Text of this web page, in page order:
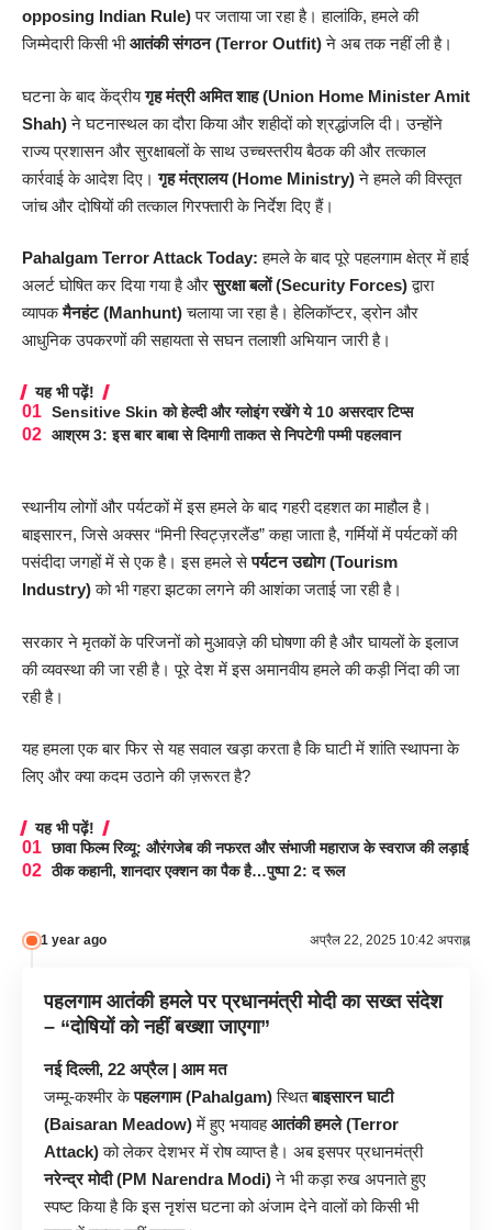
opposing Indian Rule)पर जताया जा रहा है। हालांकि, हमले की
जिम्मेदारी किसी भीआतंकी संगठन (Terror Outfit)ने अब तक नहीं ली है।
घटना के बाद केंद्रीयगृह मंत्री अमित शाह (Union Home Minister Amit
Shah)ने घटनास्थल का दौरा किया और शहीदों को श्रद्धांजलि दी। उन्होंने
राज्य प्रशासन और सुरक्षाबलों के साथ उच्चस्तरीय बैठक की और तत्काल
कार्रवाई के आदेश दिए।गृह मंत्रालय (Home Ministry)ने हमले की विस्तृत
जांच और दोषियों की तत्काल गिरफ्तारी के निर्देश दिए हैं।
Pahalgam Terror Attack Today: हमले के बाद पूरे पहलगाम क्षेत्र में हाई
अलर्ट घोषित कर दिया गया है औरसुरक्षा बलों (Security Forces)द्वारा
व्यापकमैनहंट (Manhunt)चलाया जा रहा है। हेलिकॉप्टर, ड्रोन और
आधुनिक उपकरणों की सहायता से सघन तलाशी अभियान जारी है।
यह भी पढ़ें!
Sensitive Skin को हेल्दी और ग्लोइंग रखेंगे ये 10 असरदार टिप्स
आश्रम 3: इस बार बाबा से दिमागी ताकत से निपटेगी पम्मी पहलवान
स्थानीय लोगों और पर्यटकों में इस हमले के बाद गहरी दहशत का माहौल है।
बाइसारन, जिसे अक्सर “मिनी स्विट्ज़रलैंड” कहा जाता है, गर्मियों में पर्यटकों की
पसंदीदा जगहों में से एक है। इस हमले सेपर्यटन उद्योग (Tourism
Industry)को भी गहरा झटका लगने की आशंका जताई जा रही है।
सरकार ने मृतकों के परिजनों को मुआवज़े की घोषणा की है और घायलों के इलाज
की व्यवस्था की जा रही है। पूरे देश में इस अमानवीय हमले की कड़ी निंदा की जा
रही है।
यह हमला एक बार फिर से यह सवाल खड़ा करता है कि घाटी में शांति स्थापना के
लिए और क्या कदम उठाने की ज़रूरत है?
यह भी पढ़ें!
छावा फिल्म रिव्यू: औरंगजेब की नफरत और संभाजी महाराज के स्वराज की लड़ाई
ठीक कहानी, शानदार एक्शन का पैक है…पुष्पा 2: द रूल
1 year ago अप्रैल 22, 2025 10:42 अपराह्न
पहलगाम आतंकी हमले पर प्रधानमंत्री मोदी का सख्त संदेश
– “दोषियों को नहीं बख्शा जाएगा”
नई दिल्ली, 22 अप्रैल | आम मत
जम्मू-कश्मीर केपहलगाम (Pahalgam)स्थितबाइसारन घाटी
(Baisaran Meadow)में हुए भयावहआतंकी हमले (Terror
Attack)को लेकर देशभर में रोष व्याप्त है। अब इसपर प्रधानमंत्री
नरेन्द्र मोदी (PM Narendra Modi)ने भी कड़ा रुख अपनाते हुए
स्पष्ट किया है कि इस नृशंस घटना को अंजाम देने वालों को किसी भी